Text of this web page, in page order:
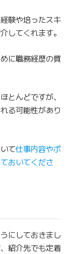
験や培ったスキ
してくれます。
に職務経歴の質
とんどですが、
る可能性があり
て仕事内容やポ
おいてくださ
にしておきまし
紹介先でも定着